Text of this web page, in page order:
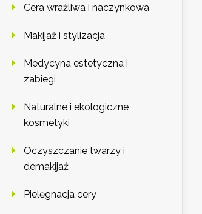
Cera wrażliwa i naczynkowa
Makijaż i stylizacja
Medycyna estetyczna i
zabiegi
Naturalne i ekologiczne
kosmetyki
Oczyszczanie twarzy i
demakijaż
Pielęgnacja cery